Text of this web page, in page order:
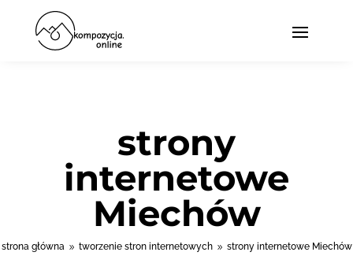
strony
internetowe
Miechów
strona główna 9 tworzenie stron internetowych 9 strony internetowe Miechów